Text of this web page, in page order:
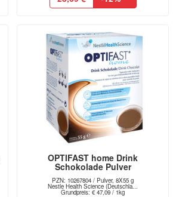
OPTIFAST home Drink
Schokolade Pulver
PZN: 10267804 / Pulver, 8X55 g
Nestle Health Science (Deutschla...
Grundpreis: € 47,09 / 1kg